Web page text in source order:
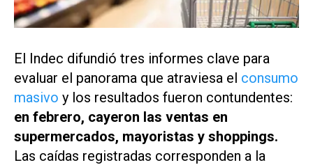
El Indec difundió tres informes clave para
evaluar el panorama que atraviesa el consumo
masivo y los resultados fueron contundentes:
en febrero, cayeron las ventas en
supermercados, mayoristas y shoppings.
Las caídas registradas corresponden a la